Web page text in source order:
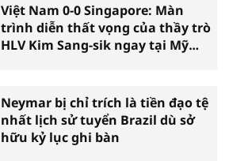
Việt Nam 0-0 Singapore: Màn
trình diễn thất vọng của thầy trò
HLV Kim Sang-sik ngay tại Mỹ
Neymar bị chỉ trích là tiền đạo tệ
nhất lịch sử tuyển Brazil dù sở
hữu kỷ lục ghi bàn